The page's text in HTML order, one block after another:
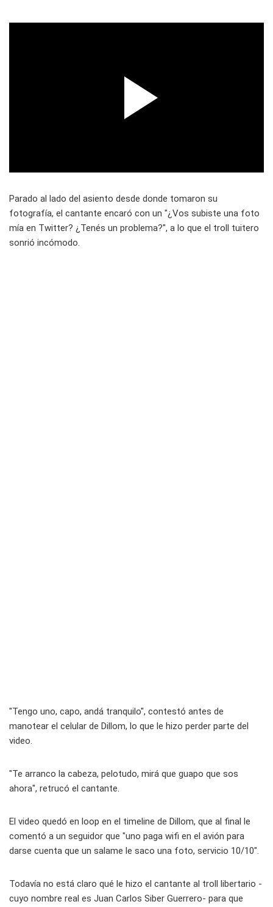
Parado al lado del asiento desde donde tomaron su
fotografía, el cantante encaró con un "¿Vos subiste una foto
mía en Twitter? ¿Tenés un problema?", a lo que el troll tuitero
sonrió incómodo.
"Tengo uno, capo, andá tranquilo", contestó antes de
manotear el celular de Dillom, lo que le hizo perder parte del
video.
"Te arranco la cabeza, pelotudo, mirá que guapo que sos
ahora", retrucó el cantante.
El video quedó en loop en el timeline de Dillom, que al final le
comentó a un seguidor que "uno paga wifi en el avión para
darse cuenta que un salame le saco una foto, servicio 10/10".
Todavía no está claro qué le hizo el cantante al troll libertario -
cuyo nombre real es Juan Carlos Siber Guerrero- para que